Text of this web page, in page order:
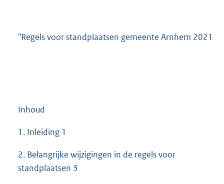
"Regels voor standplaatsen gemeente Arnhem 2021
Inhoud
1. Inleiding 1
2. Belangrijke wijzigingen in de regels voor
standplaatsen 3